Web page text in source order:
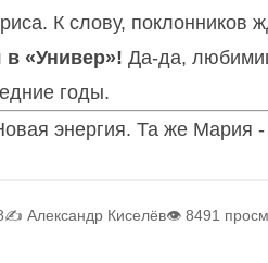
К слову,
в «Универ»! Да-да,
годы.
энергия. Та же Мария
✍️ Александр Киселёв👁 8491